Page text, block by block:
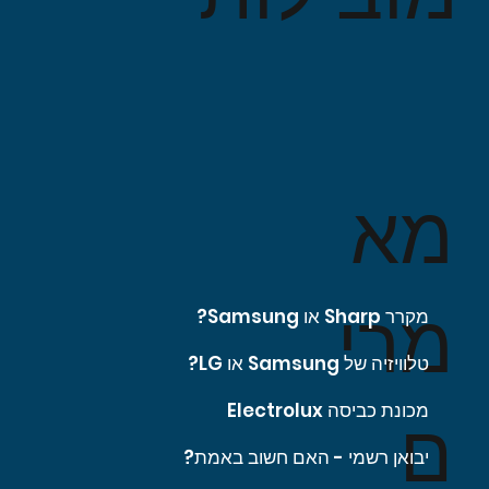
מא
מרי
ם
מקרר Sharp או Samsung?
טלוויזיה של Samsung או LG?
מכונת כביסה Electrolux
יבואן רשמי - האם חשוב באמת?